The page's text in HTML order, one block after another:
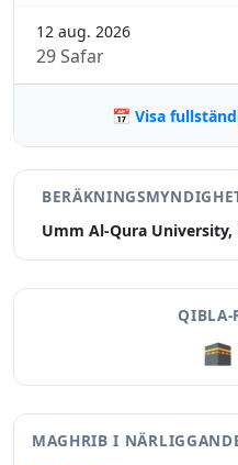
12 aug. 2026
29 Safar
📅 Visa
Umm Al-Qura University,
QIBLA-
🕋
MAGHRIB I